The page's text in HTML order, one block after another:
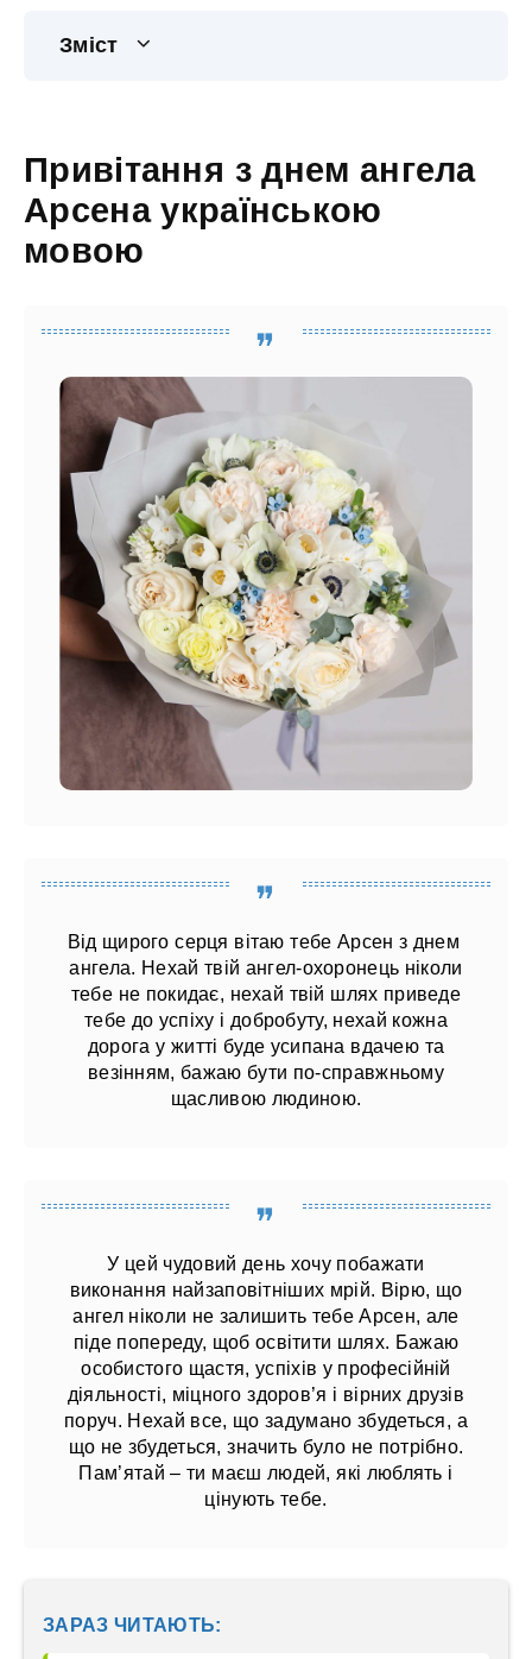
Зміст
Привітання з днем ангела
Арсена українською
мовою
Від щирого серця вітаю тебе Арсен з днем ​​
ангела. Нехай твій ангел-охоронець ніколи
тебе не покидає, нехай твій шлях приведе
тебе до успіху і добробуту, нехай кожна
дорога у житті буде усипана вдачею та
везінням, бажаю бути по-справжньому
щасливою людиною.
У цей чудовий день хочу побажати
виконання найзаповітніших мрій. Вірю, що
ангел ніколи не залишить тебе Арсен, але
піде попереду, щоб освітити шлях. Бажаю
особистого щастя, успіхів у професійній
діяльності, міцного здоров’я і вірних друзів
поруч. Нехай все, що задумано збудеться, а
що не збудеться, значить було не потрібно.
Пам’ятай – ти маєш людей, які люблять і
цінують тебе.
ЗАРАЗ ЧИТАЮТЬ: